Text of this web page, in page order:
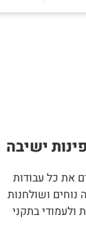
ישיבה
את כל עבודות
נוחים ושולחנות
בתקני